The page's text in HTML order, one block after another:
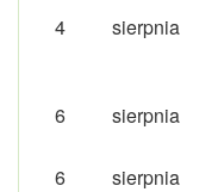
4 sierpnia
6 sierpnia
6 sierpnia